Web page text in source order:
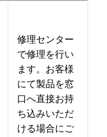
修理センター
で修理を行い
ます。お客様
にて製品を窓
口へ直接お持
ち込みいただ
ける場合にご